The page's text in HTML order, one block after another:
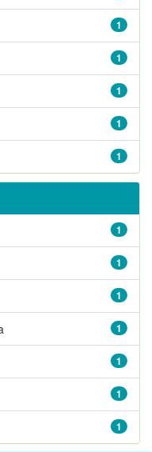
1
1
1
1
1
1
1
1
1
1
1
1